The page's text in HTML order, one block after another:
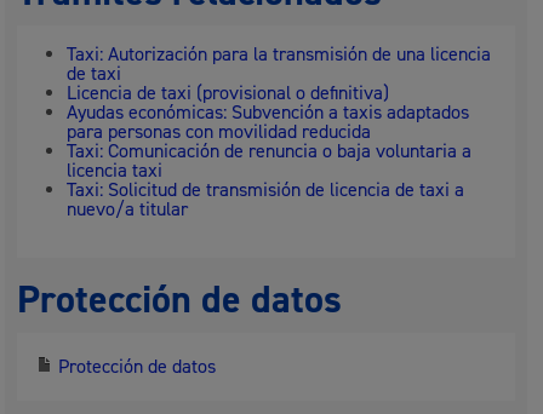
Taxi: Autorización para la transmisión de una licencia
de taxi
Licencia de taxi (provisional o definitiva)
Ayudas económicas: Subvención a taxis adaptados
para personas con movilidad reducida
Taxi: Comunicación de renuncia o baja voluntaria a
licencia taxi
Taxi: Solicitud de transmisión de licencia de taxi a
nuevo/a titular
Protección de datos
Protección de datos